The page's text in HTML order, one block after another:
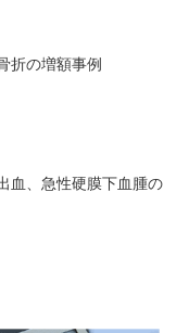
折の増額事例
血、急性硬膜下血腫の